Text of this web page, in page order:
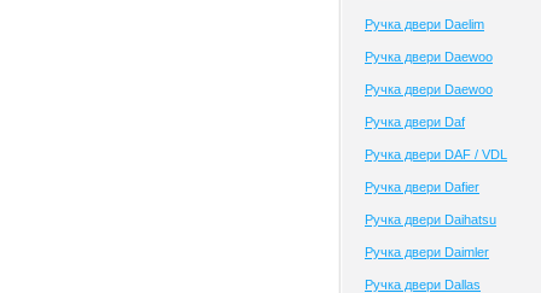
Ручка двери Daelim
Ручка двери Daewoo
Ручка двери Daewoo
Ручка двери Daf
Ручка двери DAF / VDL
Ручка двери Dafier
Ручка двери Daihatsu
Ручка двери Daimler
Ручка двери Dallas